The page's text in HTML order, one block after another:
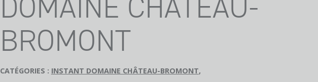
BROMONT
CATÉGORIES : INSTANT DOMAINE CHÂTEAU-BROMONT,